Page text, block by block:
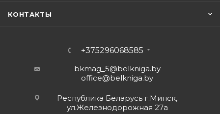
КОНТАКТЫ
+375296068585
bkmag_5@belkniga.by
office@belkniga.by
Республика Беларусь г.Минск,
ул.Железнодорожная 27а